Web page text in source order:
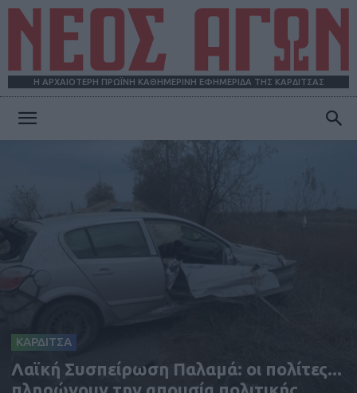
Η ΑΡΧΑΙΟΤΕΡΗ ΠΡΩΪΝΗ ΚΑΘΗΜΕΡΙΝΗ ΕΦΗΜΕΡΙΔΑ ΤΗΣ ΚΑΡΔΙΤΣΑΣ
ΚΑΡΔΙΤΣΑ
Λαϊκή Συσπείρωση Παλαμά: οι πολίτες...